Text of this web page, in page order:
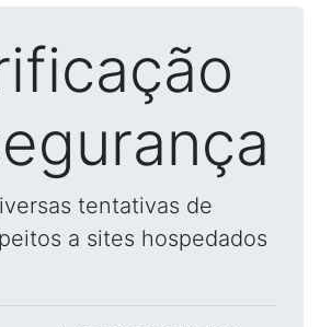
tentativas de
a sites hospedados